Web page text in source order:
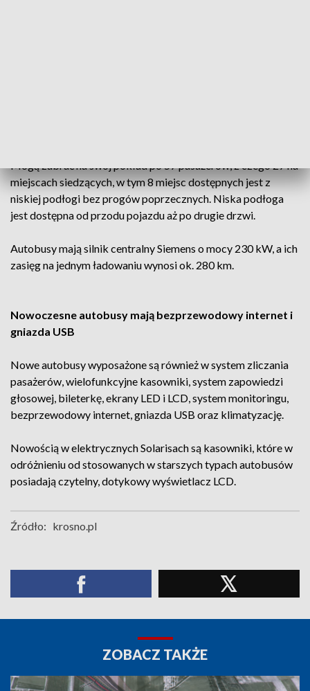
Mogą zabrać na swój pokład po 57 pasażerów, z czego 27 na
miejscach siedzących, w tym 8 miejsc dostępnych jest z
niskiej podłogi bez progów poprzecznych. Niska podłoga
jest dostępna od przodu pojazdu aż po drugie drzwi.
Autobusy mają silnik centralny Siemens o mocy 230 kW, a ich
zasięg na jednym ładowaniu wynosi ok. 280 km.
Nowoczesne autobusy mają bezprzewodowy internet i
gniazda USB
Nowe autobusy wyposażone są również w system zliczania
pasażerów, wielofunkcyjne kasowniki, system zapowiedzi
głosowej, bileterkę, ekrany LED i LCD, system monitoringu,
bezprzewodowy internet, gniazda USB oraz klimatyzację.
Nowością w elektrycznych Solarisach są kasowniki, które w
odróżnieniu od stosowanych w starszych typach autobusów
posiadają czytelny, dotykowy wyświetlacz LCD.
Źródło: krosno.pl
ZOBACZ TAKŻE